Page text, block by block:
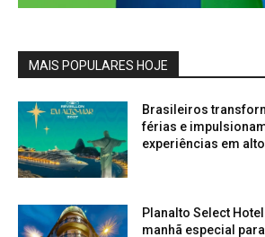
MAIS POPULARES HOJE
Brasileiros
férias e
experiências em
Planalto Select
manhã especial